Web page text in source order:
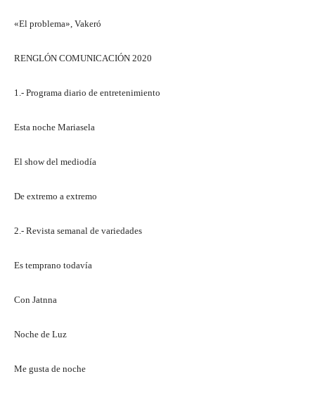
«El problema», Vakeró
RENGLÓN COMUNICACIÓN 2020
1.- Programa diario de entretenimiento
Esta noche Mariasela
El show del mediodía
De extremo a extremo
2.- Revista semanal de variedades
Es temprano todavía
Con Jatnna
Noche de Luz
Me gusta de noche